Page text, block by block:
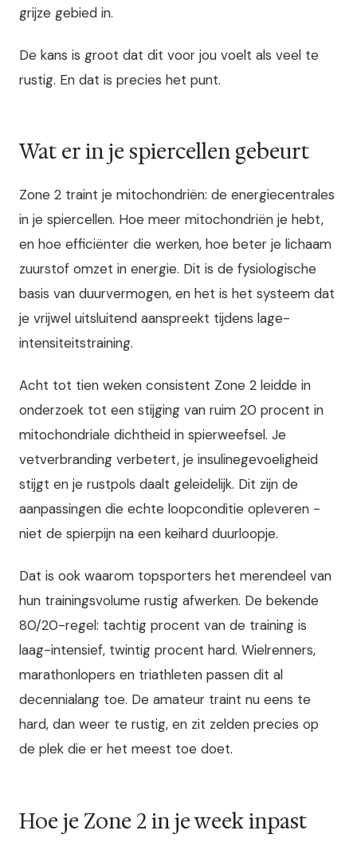
grijze gebied in.
De kans is groot dat dit voor jou voelt als veel te
rustig. En dat is precies het punt.
Wat er in je spiercellen gebeurt
Zone 2 traint je mitochondriën: de energiecentrales
in je spiercellen. Hoe meer mitochondriën je hebt,
en hoe efficiënter die werken, hoe beter je lichaam
zuurstof omzet in energie. Dit is de fysiologische
basis van duurvermogen, en het is het systeem dat
je vrijwel uitsluitend aanspreekt tijdens lage-
intensiteitstraining.
Acht tot tien weken consistent Zone 2 leidde in
onderzoek tot een stijging van ruim 20 procent in
mitochondriale dichtheid in spierweefsel. Je
vetverbranding verbetert, je insulinegevoeligheid
stijgt en je rustpols daalt geleidelijk. Dit zijn de
aanpassingen die echte loopconditie opleveren -
niet de spierpijn na een keihard duurloopje.
Dat is ook waarom topsporters het merendeel van
hun trainingsvolume rustig afwerken. De bekende
80/20-regel: tachtig procent van de training is
laag-intensief, twintig procent hard. Wielrenners,
marathonlopers en triathleten passen dit al
decennialang toe. De amateur traint nu eens te
hard, dan weer te rustig, en zit zelden precies op
de plek die er het meest toe doet.
Hoe je Zone 2 in je week inpast